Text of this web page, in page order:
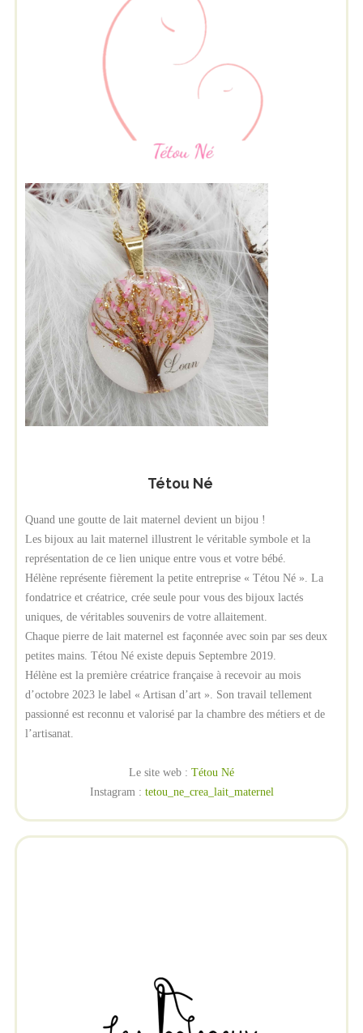
Tétou Né
Quand une goutte de lait maternel devient un bijou !
Les bijoux au lait maternel illustrent le véritable symbole et la
représentation de ce lien unique entre vous et votre bébé.
Hélène représente fièrement la petite entreprise « Tétou Né ». La
fondatrice et créatrice, crée seule pour vous des bijoux lactés
uniques, de véritables souvenirs de votre allaitement.
Chaque pierre de lait maternel est façonnée avec soin par ses deux
petites mains. Tétou Né existe depuis Septembre 2019.
Hélène est la première créatrice française à recevoir au mois
d’octobre 2023 le label « Artisan d’art ». Son travail tellement
passionné est reconnu et valorisé par la chambre des métiers et de
l’artisanat.
Le site web : Tétou Né
Instagram : tetou_ne_crea_lait_maternel